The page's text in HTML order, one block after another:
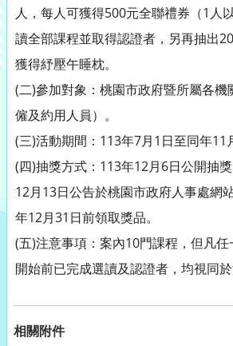
人，每人可獲得500元全聯禮券（1人
讀全部課程並取得認證者，另再抽出
獲得紓壓午睡枕。
(二)參加對象：桃園市政府暨所屬各
僱及約用人員）。
(三)活動期間：113年7月1日至同年11
(四)抽獎方式：113年12月6日公開抽
12月13日公告於桃園市政府人事處網
年12月31日前領取獎品。
(五)注意事項：案內10門課程，但凡
開始前已完成選讀及認證者，均視同於
相關附件